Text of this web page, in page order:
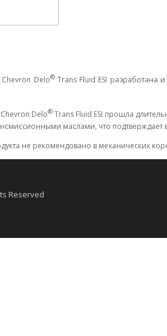
Delo®Trans Fluid ESI разработана
Delo® Trans Fluid ESI прошла
маслами, что
не рекомендовано в механических
Reserved